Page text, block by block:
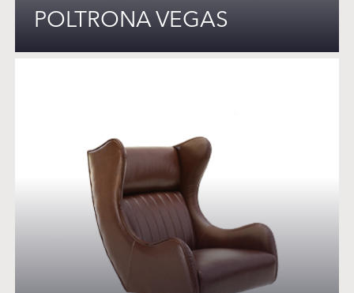
POLTRONA VEGAS